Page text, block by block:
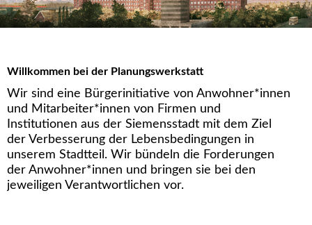
Willkommen bei der Planungswerkstatt
Wir sind eine Bürgerinitiative von Anwohner*innen
und Mitarbeiter*innen von Firmen und
Institutionen aus der Siemensstadt mit dem Ziel
der Verbesserung der Lebensbedingungen in
unserem Stadtteil. Wir bündeln die Forderungen
der Anwohner*innen und bringen sie bei den
jeweiligen Verantwortlichen vor.